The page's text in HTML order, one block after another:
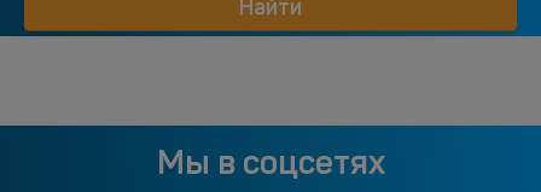
Найти
Мы в соцсетях